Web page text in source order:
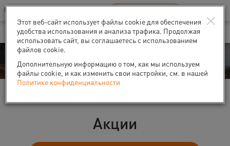
Ваш город:Санкт-Петербург
В Вашем регионе нет наших офисов RU EN
События
Акции
×
Этот веб-сайт использует файлы cookie для обеспечения
удобства использования и анализа трафика. Продолжая
использовать сайт, вы соглашаетесь с использованием
файлов cookie.
Дополнительную информацию о том, как мы используем
файлы cookie, и как изменить свои настройки, см. в нашей
Политике конфиденциальности